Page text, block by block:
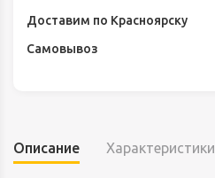
Доставим по Красноярску
Самовывоз
Описание Характеристики